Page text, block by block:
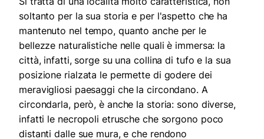
soltanto per la sua storia e per l'aspetto che ha
mantenuto nel tempo, quanto anche per le
bellezze naturalistiche nelle quali è immersa: la
città, infatti, sorge su una collina di tufo e la sua
posizione rialzata le permette di godere dei
meravigliosi paesaggi che la circondano. A
circondarla, però, è anche la storia: sono diverse,
infatti le necropoli etrusche che sorgono poco
distanti dalle sue mura, e che rendono